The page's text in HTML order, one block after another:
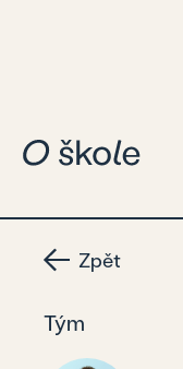
Zpět
Tým